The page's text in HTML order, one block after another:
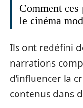
Comment ces
le cinéma
Ils ont redéfini
narrations
d’influencer la
contenus dans